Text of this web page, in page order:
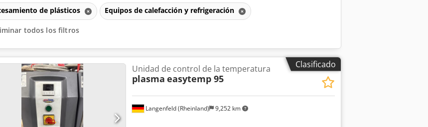
de plásticos Equipos de calefacción y refrigeración
todos los filtros
Clasificado
Langenfeld (Rheinland) 9,252 km
Unidad de control de la temperatura
plasma easytemp 95